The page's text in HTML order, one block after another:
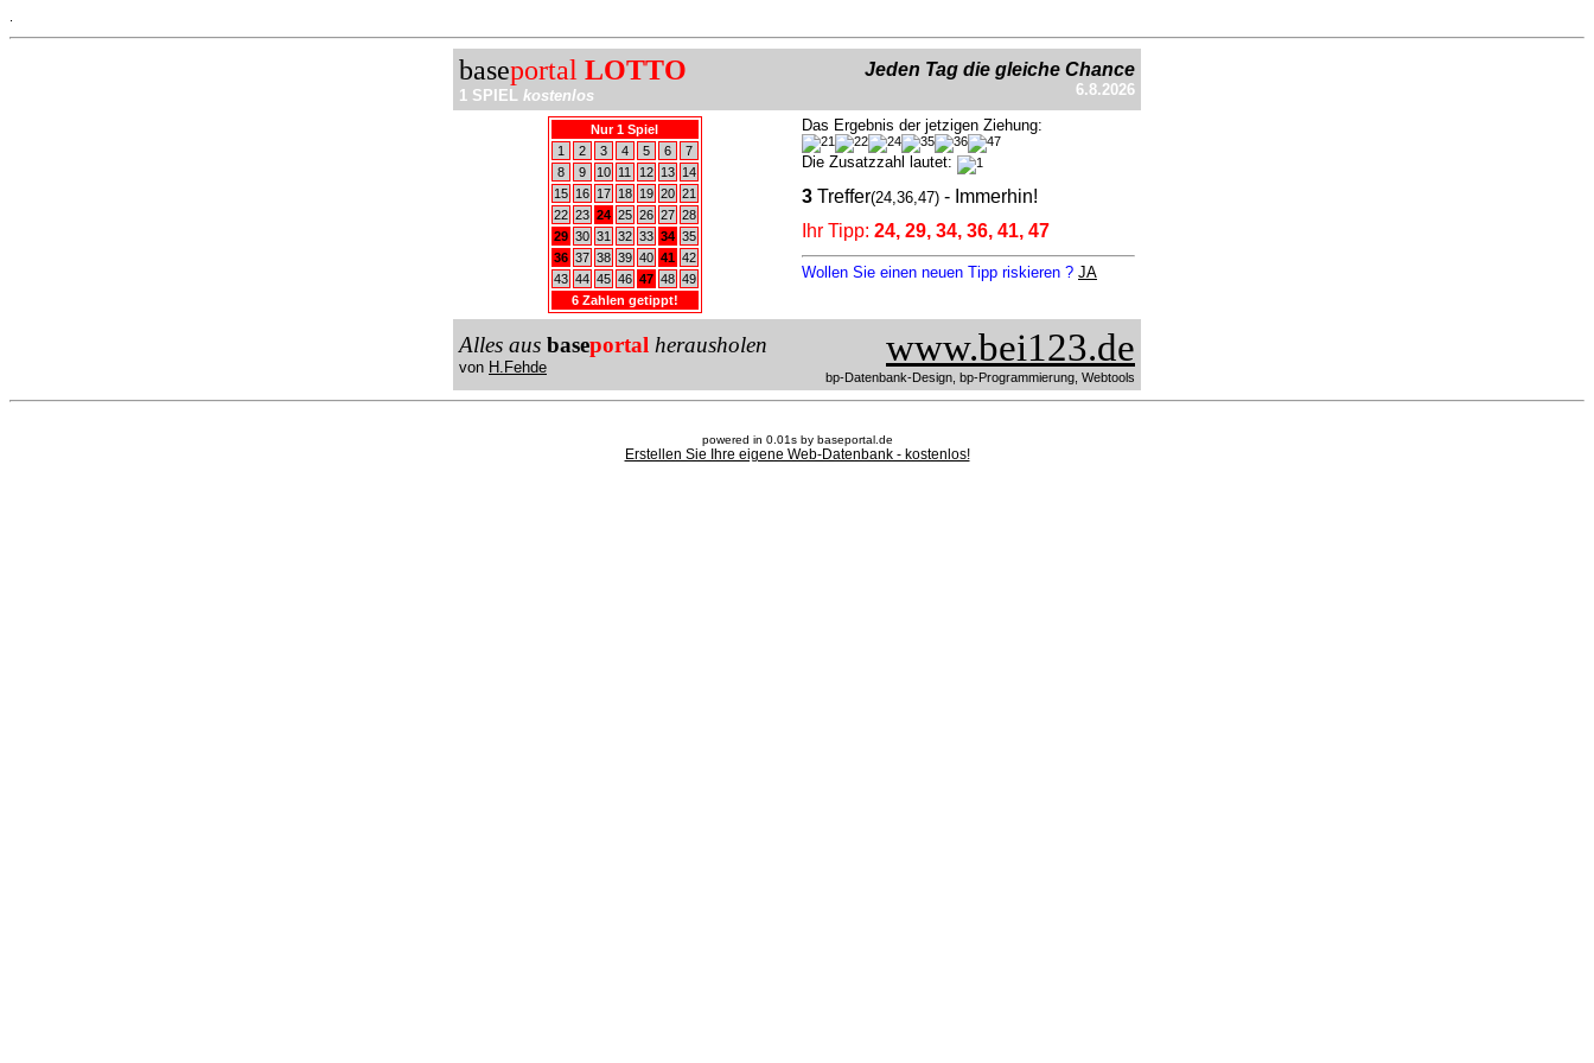
baseportal LOTTO
1 SPIEL kostenlos
Jeden Tag die gleiche Chance
6.8.2026
Nur 1 Spiel
1
2 3 4 5 6
7
8
9 10 11 12 13
14
15
16 17 18 19 20 21
22 23 24 25 26 27 28
29 30 31 32 33 34 35
36 37 38 39 40 41 42
43 44 45 46 47 48 49
6 Zahlen getippt!
Das Ergebnis der jetzigen Ziehung:
Die Zusatzzahl lautet:
3 Treffer(24,36,47) - Immerhin!
Ihr Tipp: 24, 29, 34, 36, 41, 47
Wollen Sie einen neuen Tipp riskieren ? JA
Alles aus baseportal herausholen
von H.Fehde www.bei123.de
bp-Datenbank-Design, bp-Programmierung, Webtools
powered in 0.01s by baseportal.de
Erstellen Sie Ihre eigene Web-Datenbank - kostenlos!